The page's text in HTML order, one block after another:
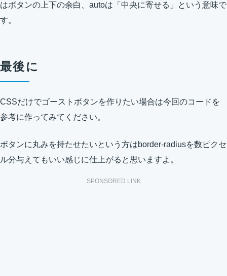
はボタンの上下の余白、autoは「中央に寄せる」という意味で
す。
最後に
CSSだけでゴーストボタンを作りたい場合は今回のコードを
参考に作ってみてください。
ボタンに丸みを持たせたいという方はborder-radiusを数ピクセ
ル分与えてもいい感じに仕上がると思いますよ。
SPONSORED LINK